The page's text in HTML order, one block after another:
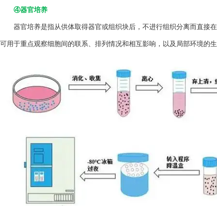
④器官培养
器官培养是指从供体取得器官或组织块后，不进行组织分离而直接
可用于重点观察细胞间的联系、排列情况和相互影响，以及局部环境的